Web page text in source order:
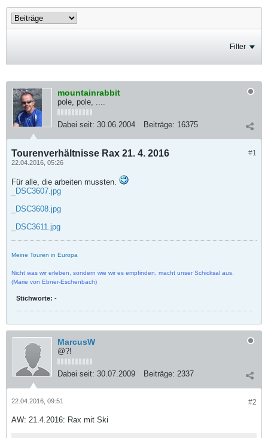
Filter
mountainrabbit
pole, pole, ....
Dabei seit: 30.06.2004 Beiträge: 16375
#1
Tourenverhältnisse Rax 21. 4. 2016
22.04.2016, 05:26
Für alle, die arbeiten mussten.
_DSC3607.jpg
_DSC3608.jpg
_DSC3611.jpg
Meine Touren in Europa
Nicht was wir erleben, sondern wie wir es empfinden, macht unser Schicksal aus.
(Marie von Ebner-Eschenbach)
Stichworte: -
MarcusW
@?!
Dabei seit: 30.07.2009 Beiträge: 2337
#2
22.04.2016, 09:51
AW: 21.4.2016: Rax mit Ski